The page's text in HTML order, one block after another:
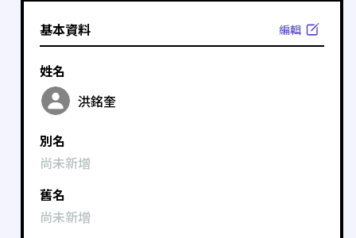
基本資料 編輯
姓名
洪銘奎
別名
尚未新增
舊名
尚未新增